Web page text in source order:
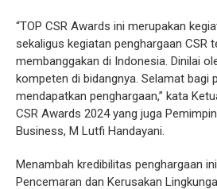
“TOP CSR Awards ini merupakan
sekaligus kegiatan penghargaan CSR
membanggakan di Indonesia. Dinilai
kompeten di bidangnya. Selamat bagi
mendapatkan penghargaan,” kata
CSR Awards 2024 yang juga
Business, M Lutfi Handayani.
Menambah kredibilitas penghargaan
Pencemaran dan Kerusakan